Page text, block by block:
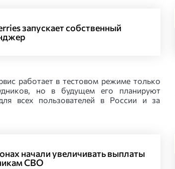
запускает собственный
работает в тестовом режиме только
но в будущем его планируют
всех пользователей в России и за
начали увеличивать выплаты
СВО